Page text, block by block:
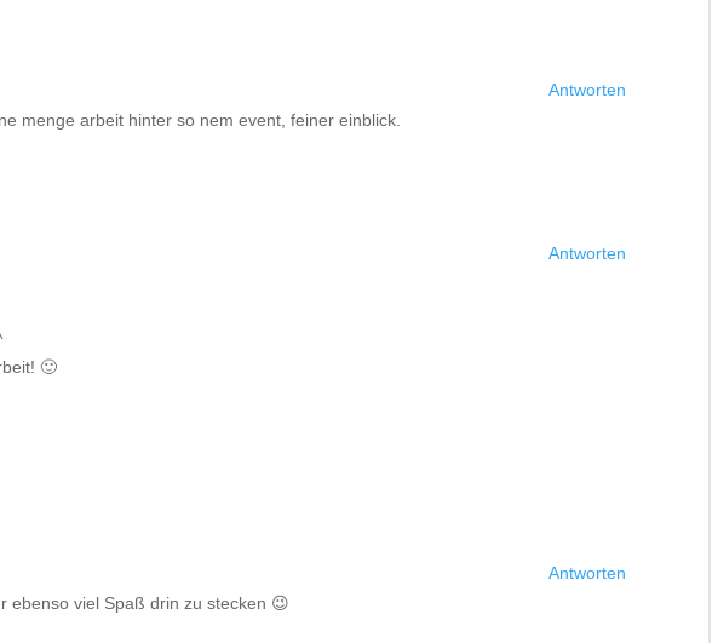
menge arbeit hinter so nem event, feiner einblick.
Antworten
🙂
Antworten
ebenso viel Spaß drin zu stecken 😉
Antworten